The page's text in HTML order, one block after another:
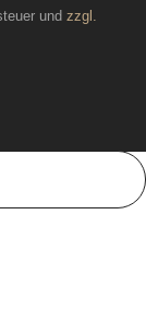
und zzgl.